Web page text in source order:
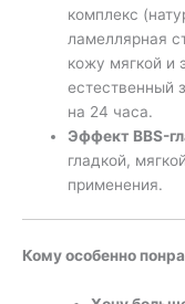
комплекс
ламеллярная
кожу мягкой и
естественный
на 24 часа.
Эффект BBS-
гладкой,
применения.
Кому особенно